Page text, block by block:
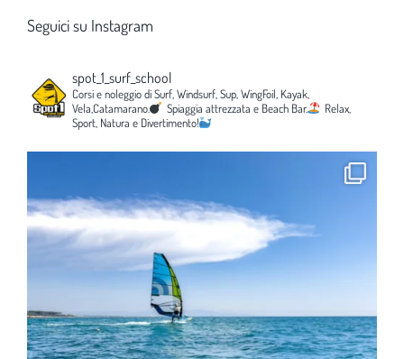
Seguici su Instagram
spot_1_surf_school
Corsi e noleggio di Surf, Windsurf, Sup, WingFoil, Kayak,
Vela,Catamarano.
Spiaggia attrezzata e Beach Bar.
Relax,
Sport, Natura e Divertimento!